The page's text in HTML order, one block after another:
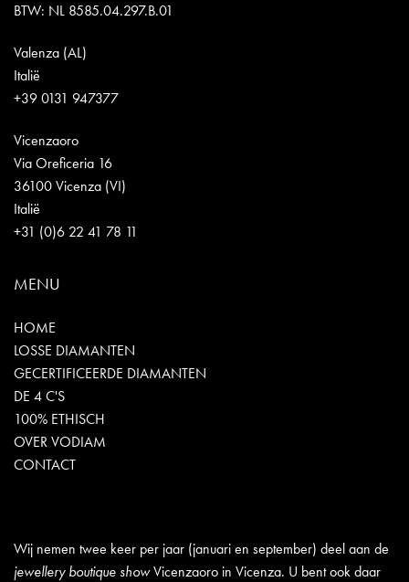
BTW: NL 8585.04.297.B.01
Valenza (AL)
Italië
+39 0131 947377
Vicenzaoro
Via Oreficeria 16
36100 Vicenza (VI)
Italië
+31 (0)6 22 41 78 11
MENU
HOME
LOSSE DIAMANTEN
GECERTIFICEERDE DIAMANTEN
DE 4 C'S
100% ETHISCH
OVER VODIAM
CONTACT
Wij nemen twee keer per jaar (januari en september) deel aan de
jewellery boutique showVicenzaoro in Vicenza. U bent ook daar